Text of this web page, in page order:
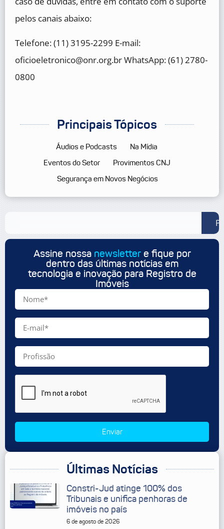
pelos canais abaixo:
Telefone: (11) 3195-2299 E-mail:
oficioeletronico@onr.org.br WhatsApp: (61) 2780-
0800
Principais Tópicos
Áudios e Podcasts
Na Mídia
Eventos do Setor
Provimentos CNJ
Segurança em Novos Negócios
Assine nossa newslettere fique por
dentro das últimas notícias em
tecnologia e inovação para Registro de
Imóveis
Enviar
Últimas Notícias
Constri-Jud atinge 100% dos
Tribunais e unifica penhoras de
imóveis no país
6 de agosto de 2026